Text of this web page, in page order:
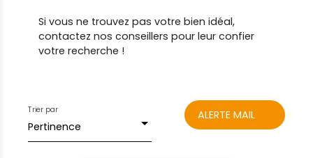
Si vous ne trouvez pas votre bien idéal,
contactez nos conseillers pour leur confier
votre recherche !
Pertinence
Trier par ALERTE MAIL